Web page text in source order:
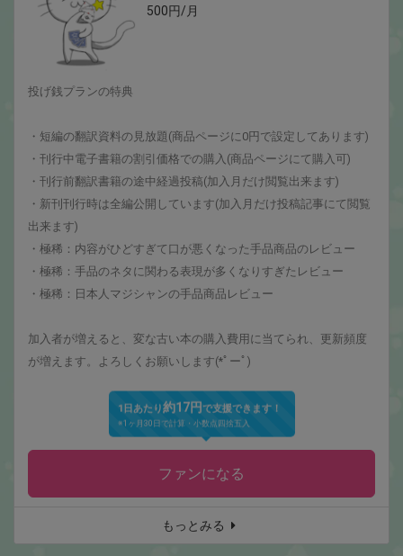
500円/月
投げ銭プランの特典
・短編の翻訳資料の見放題(商品ページに0円で設定してあります)
・刊行中電子書籍の割引価格での購入(商品ページにて購入可)
・刊行前翻訳書籍の途中経過投稿(加入月だけ閲覧出来ます)
・新刊刊行時は全編公開しています(加入月だけ投稿記事にて閲覧
出来ます)
・極稀：内容がひどすぎて口が悪くなった手品商品のレビュー
・極稀：手品のネタに関わる表現が多くなりすぎたレビュー
・極稀：日本人マジシャンの手品商品レビュー
加入者が増えると、変な古い本の購入費用に当てられ、更新頻度
が増えます。よろしくお願いします(*ﾟーﾟ)
1日あたり約17円で支援できます！
※1ヶ月30日で計算・小数点四捨五入
ファンになる
もっとみる